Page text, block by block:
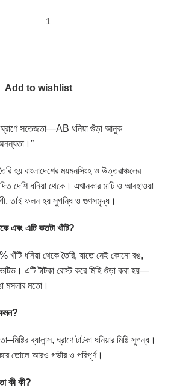
Add to wishlist
ঘ্রাণে সতেজতা—AB ধনিয়া গুঁড়া আনুক
অনন্যতা।”
হয় বাংলাদেশের ময়মনসিংহ ও উত্তরাঞ্চলের
দেশি ধনিয়া থেকে। এখানকার মাটি ও আবহাওয়া
তাই ফলন হয় সুগন্ধি ও গুণসমৃদ্ধ।
এবং এটি কতটা খাঁটি?
খাঁটি ধনিয়া থেকে তৈরি, যাতে নেই কোনো রঙ,
এটি টাটকা রোস্ট করে মিহি গুঁড়া করা হয়—
মসলার মতো।
?
ব্যালান্স, ঘ্রাণে টাটকা ধনিয়ার মিষ্টি সুগন্ধ।
তোলে আরও গভীর ও পরিপূর্ণ।
কী কী?